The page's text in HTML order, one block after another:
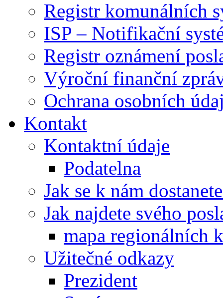
Registr komunálních
ISP – Notifikační
Registr oznámení
Výroční finanční
Ochrana osobních
Kontakt
Kontaktní údaje
Podatelna
Jak se k nám
Jak najdete svého
mapa regionálních
Užitečné odkazy
Prezident